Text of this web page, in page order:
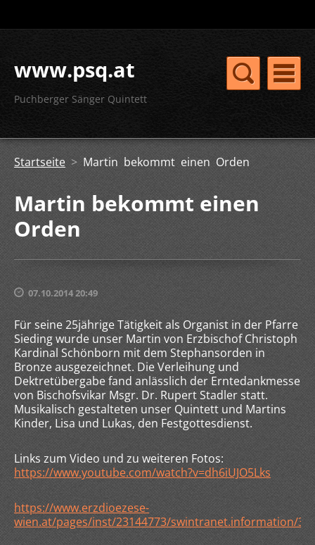
www.psq.at
Puchberger Sänger Quintett
Startseite > Martin bekommt einen Orden
Martin bekommt einen
Orden
07.10.2014 20:49
Für seine 25jährige Tätigkeit als Organist in der Pfarre
Sieding wurde unser Martin von Erzbischof Christoph
Kardinal Schönborn mit dem Stephansorden in
Bronze ausgezeichnet. Die Verleihung und
Dektretübergabe fand anlässlich der Erntedankmesse
von Bischofsvikar Msgr. Dr. Rupert Stadler statt.
Musikalisch gestalteten unser Quintett und Martins
Kinder, Lisa und Lukas, den Festgottesdienst.
Links zum Video und zu weiteren Fotos:
https://www.youtube.com/watch?v=dh6iUJO5Lks
https://www.erzdioezese-
wien.at/pages/inst/23144773/swintranet.information/